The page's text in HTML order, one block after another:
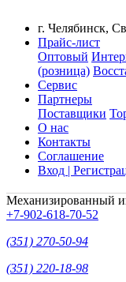
г. Челябинск,
Прайс-лист
Оптовый
(розница)
Сервис
Партнеры
Поставщики
О нас
Контакты
Соглашение
Вход |
Механизированный
+7-902-618-70-52
(351) 270-50-94
(351) 220-18-98